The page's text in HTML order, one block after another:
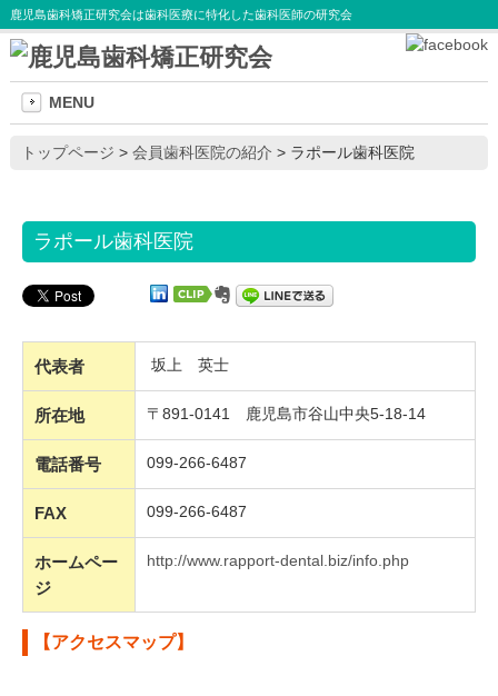
鹿児島歯科矯正研究会は歯科医療に特化した歯科医師の研究会
MENU
トップページ > 会員歯科医院の紹介 > ラポール歯科医院
ラポール歯科医院
代表者 坂上 英士
所在地 〒891-0141 鹿児島市谷山中央5-18-14
電話番号 099-266-6487
FAX 099-266-6487
ホームペー
ジ
http://www.rapport-dental.biz/info.php
【アクセスマップ】